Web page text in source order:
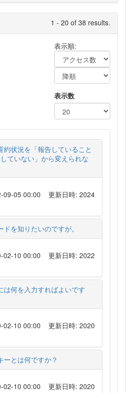
1 - 20 of 38 results.
表示順:
表示数
約状況を「報告していること
ていない」から変えられな
09-05 00:00
更新日時: 2024
を知りたいのですが。
02-10 00:00
更新日時: 2022
は何を入力すればよいです
02-10 00:00
更新日時: 2020
ーとは何ですか？
02-10 00:00
更新日時: 2020